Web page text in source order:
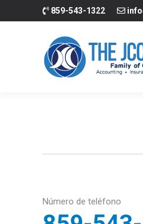
859-543-1322
Número de teléfono